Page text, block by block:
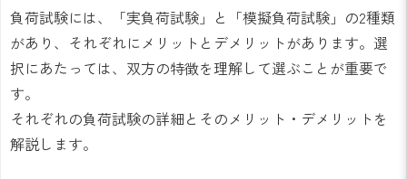
負荷試験には、「実負荷試験」と「模擬負荷試験」の2種類
があり、それぞれにメリットとデメリットがあります。選
択にあたっては、双方の特徴を理解して選ぶことが重要で
す。
それぞれの負荷試験の詳細とそのメリット・デメリットを
解説します。